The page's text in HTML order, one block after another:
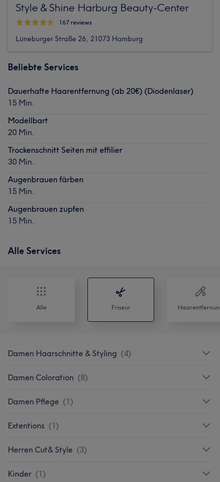
Style & Shine Harburg Beauty-Center
167 reviews
Lüneburger Straße 26, 21073 Hamburg
Beliebte Services
Dauerhafte Haarentfernung (ab 20€) (Diodenlaser)
15 Min.
Modellbart
20 Min.
Trockenschnitt Seiten mit effilier
30 Min.
Augenbrauen färben
15 Min.
Augenbrauen zupfen
15 Min.
Alle Services
Alle Friseur
Damen Haarschnitte & Styling (4)
Damen Coloration (8)
Damen Pflege (1)
Extentions (1)
Herren Cut& Style (3)
Kinder (1)